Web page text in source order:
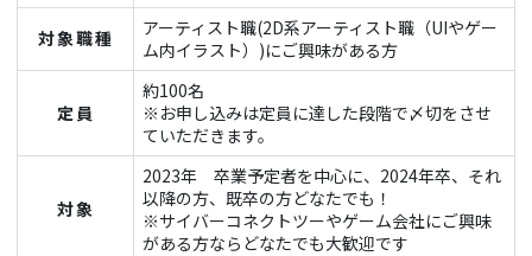
対象職種
アーティスト職(2D系アーティスト職（UIやゲー
ム内イラスト）)にご興味がある方
定員
約100名
※お申し込みは定員に達した段階で〆切をさせ
ていただきます。
対象
2023年 卒業予定者を中心に、2024年卒、それ
以降の方、既卒の方どなたでも！
※サイバーコネクトツーやゲーム会社にご興味
がある方ならどなたでも大歓迎です